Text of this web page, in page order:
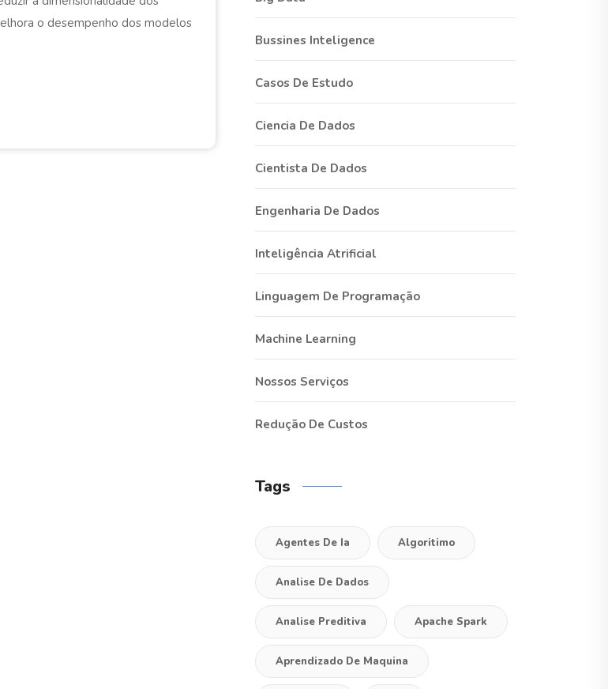
o desempenho dos modelos
Bussines Inteligence
Casos De Estudo
Ciencia De Dados
Cientista De Dados
Engenharia De Dados
Inteligência Atrificial
Linguagem De Programação
Machine Learning
Nossos Serviços
Redução De Custos
Tags
Agentes De Ia Algoritimo
Analise De Dados
Analise Preditiva Apache Spark
Aprendizado De Maquina